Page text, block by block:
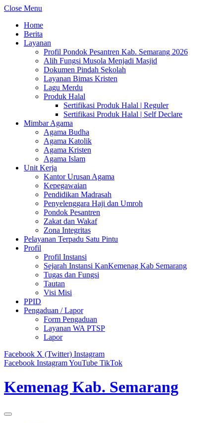
Close Menu
Home
Berita
Layanan
Profil Pondok Pesantren Kab. Semarang 2026
Alih Fungsi Musola Menjadi Masjid
Dokumen Pindah Sekolah
Layanan Bimas Kristen
Lagu Merdu
Produk Halal
Sertifikasi Produk Halal | Reguler
Sertifikasi Produk Halal | Self Declare
Mimbar Agama
Agama Budha
Agama Katolik
Agama Kristen
Agama Islam
Unit Kerja
Kantor Urusan Agama
Kepegawaian
Pendidikan Madrasah
Penyelenggara Haji dan Umroh
Pondok Pesantren
Zakat dan Wakaf
Zona Integritas
Pelayanan Terpadu Satu Pintu
Profil
Profil Instansi
Sejarah Instansi KanKemenag Kab Semarang
Tugas dan Fungsi
Tautan
Visi Misi
PPID
Pengaduan / Lapor
Form Pengaduan
Layanan WA PTSP
Lapor
Facebook X (Twitter) Instagram
Facebook InstagramYouTube TikTok
Kemenag Kab. Semarang